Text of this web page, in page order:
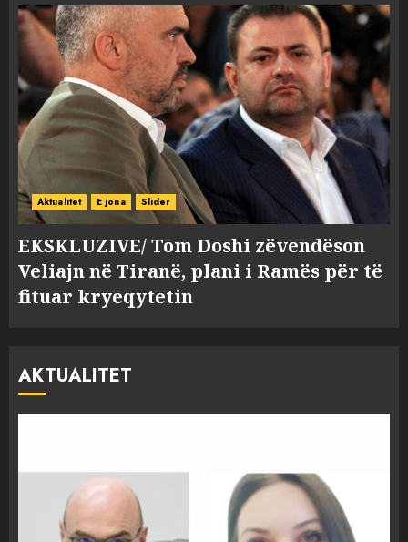
Aktualitet E jona Slider
EKSKLUZIVE/ Tom Doshi zëvendëson
Veliajn në Tiranë, plani i Ramës për të
fituar kryeqytetin
AKTUALITET